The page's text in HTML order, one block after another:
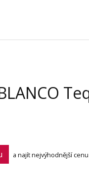
a najít nejvýhodnější